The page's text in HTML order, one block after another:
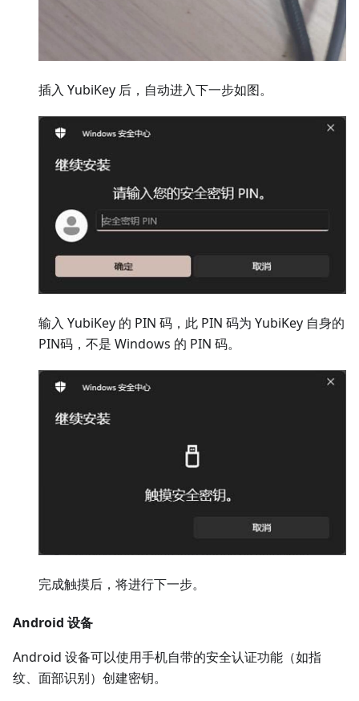
插入 YubiKey 后，自动进入下一步如图。
输入 YubiKey 的 PIN 码，此 PIN 码为 YubiKey 自身的
PIN码，不是 Windows 的 PIN 码。
完成触摸后，将进行下一步。
Android 设备
Android 设备可以使用手机自带的安全认证功能（如指
纹、面部识别）创建密钥。